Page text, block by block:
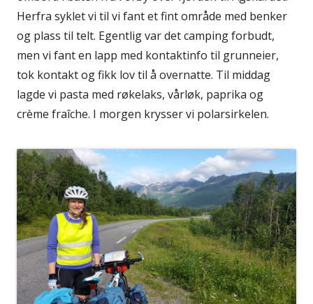
Herfra syklet vi til vi fant et fint område med benker
og plass til telt. Egentlig var det camping forbudt,
men vi fant en lapp med kontaktinfo til grunneier,
tok kontakt og fikk lov til å overnatte. Til middag
lagde vi pasta med røkelaks, vårløk, paprika og
crème fraîche. I morgen krysser vi polarsirkelen.